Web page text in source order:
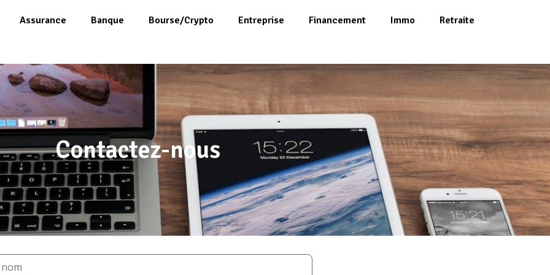
Assurance Banque Bourse/Crypto Entreprise Financement Immo Retraite
Contactez-nous